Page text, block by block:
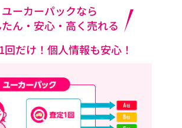
ユーカーパックなら
ん・安心・高く売れる
回だけ！個人情報も安心！